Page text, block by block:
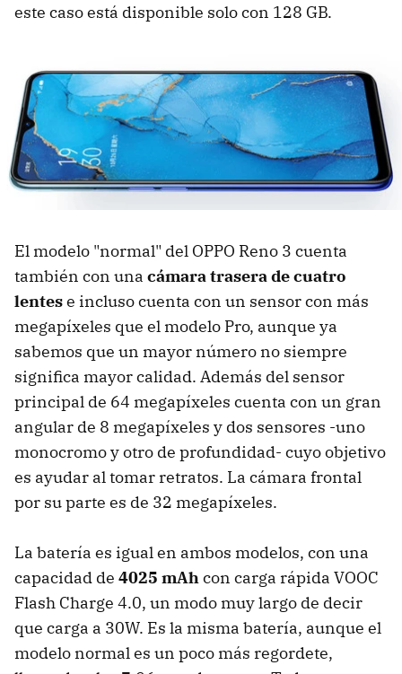
este caso está disponible solo con 128 GB.
El modelo "normal" del OPPO Reno 3 cuenta
también con una cámara trasera de cuatro
lentese incluso cuenta con un sensor con más
megapíxeles que el modelo Pro, aunque ya
sabemos que un mayor número no siempre
significa mayor calidad. Además del sensor
principal de 64 megapíxeles cuenta con un gran
angular de 8 megapíxeles y dos sensores -uno
monocromo y otro de profundidad- cuyo objetivo
es ayudar al tomar retratos. La cámara frontal
por su parte es de 32 megapíxeles.
La batería es igual en ambos modelos, con una
capacidad de 4025 mAhcon carga rápida VOOC
Flash Charge 4.0, un modo muy largo de decir
que carga a 30W. Es la misma batería, aunque el
modelo normal es un poco más regordete,